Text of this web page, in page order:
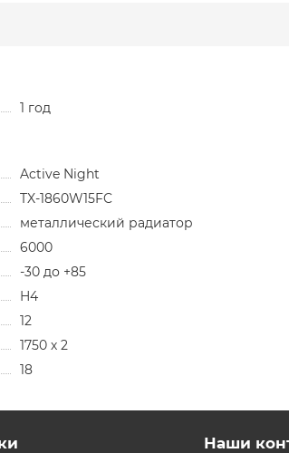
1 год
Active Night
TX-1860W15FC
металлический радиатор
6000
-30 до +85
H4
12
1750 х 2
18
Наши